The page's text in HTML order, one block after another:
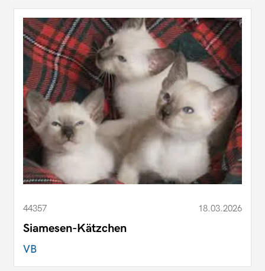
44357 18.03.2026
Siamesen-Kätzchen
VB